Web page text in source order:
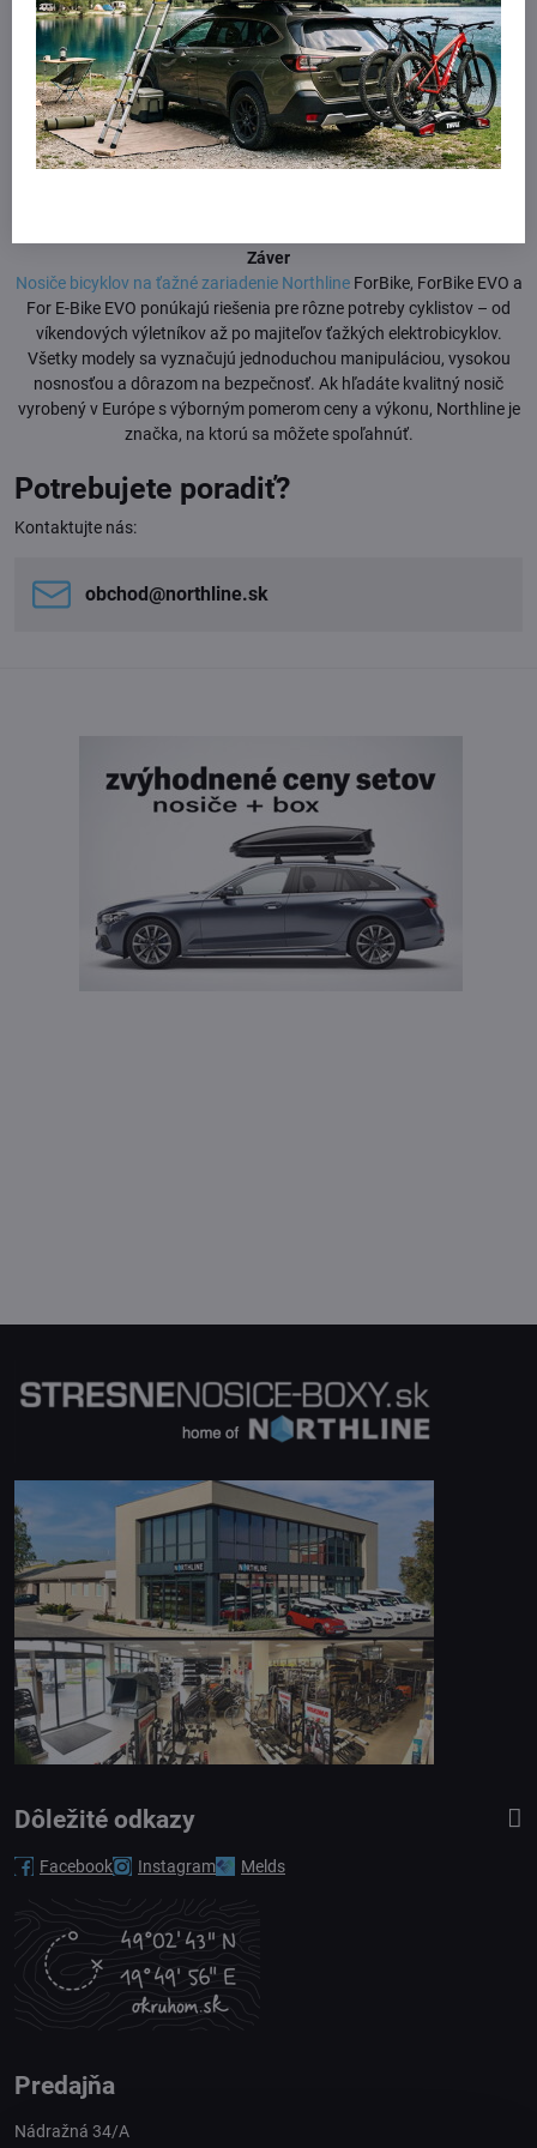
Northline For E-Bike EVO – silák pre elektrobicykle
Najvyšším modelom je Northline For E-Bike EVO, ktorý je špeciálne
navrhnutý na prepravu elektrobicyklov. Má nosnosť 60 kg, pričom
každá koľajnica zvládne bicykel do 30 kg. Extra široké držiaky kolies,
zosilnený rám a nastaviteľné rameno pre uchytenie rámu zaručujú
maximálnu stabilitu a bezpečnosť aj pri prevoze robustných e-bikov.
Záver
Nosiče bicyklov na ťažné zariadenie NorthlineForBike, ForBike EVO a
For E-Bike EVO ponúkajú riešenia pre rôzne potreby cyklistov – od
víkendových výletníkov až po majiteľov ťažkých elektrobicyklov.
Všetky modely sa vyznačujú jednoduchou manipuláciou, vysokou
nosnosťou a dôrazom na bezpečnosť. Ak hľadáte kvalitný nosič
vyrobený v Európe s výborným pomerom ceny a výkonu, Northline je
značka, na ktorú sa môžete spoľahnúť.
Potrebujete poradiť?
Kontaktujte nás:
obchod​@northline​.sk
Dôležité odkazy
Facebook Instagram Melds
Predajňa
Nádražná 34/A